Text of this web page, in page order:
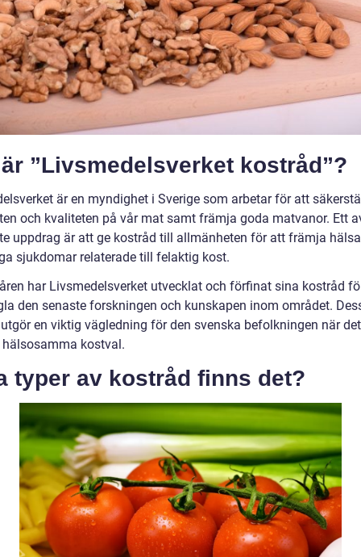
”Livsmedelsverket kostråd”?
är en myndighet i Sverige som arbetar för att
och kvaliteten på vår mat samt främja goda matvanor. Ett
uppdrag är att ge kostråd till allmänheten för att främja
sjukdomar relaterade till felaktig kost.
har Livsmedelsverket utvecklat och förfinat sina kostråd
den senaste forskningen och kunskapen inom området.
en viktig vägledning för den svenska befolkningen när
kostval.
typer av kostråd finns det?